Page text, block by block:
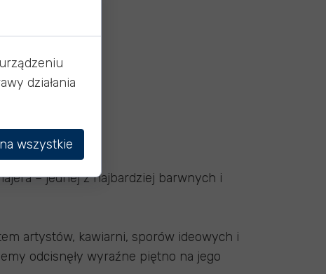
– jednej z najbardziej barwnych i
artystów, kawiarni, sporów ideowych i
odcisnęły wyraźne piętno na jego
działania
wszystkie